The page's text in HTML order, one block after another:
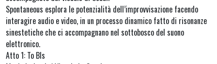
Spontaneous esplora le potenzialità dell’improvvisazione facendo
interagire audio e video, in un processo dinamico fatto di risonanze
sinestetiche che ci accompagnano nel sottobosco del suono
elettronico.
Atto 1: To Bls